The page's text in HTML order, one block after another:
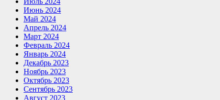
Июнь 2024
Май 2024
Апрель 2024
Март 2024
Февраль 2024
Январь 2024
Декабрь 2023
Ноябрь 2023
Октябрь 2023
Сентябрь 2023
Август 2023